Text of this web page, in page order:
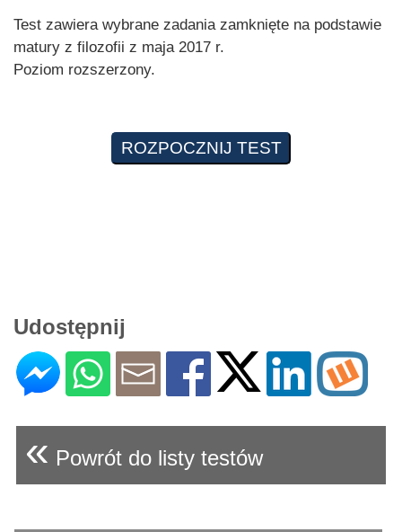
Test zawiera wybrane zadania zamknięte na podstawie
matury z filozofii z maja 2017 r.
Poziom rozszerzony.
Udostępnij
« Powrót do listy testów